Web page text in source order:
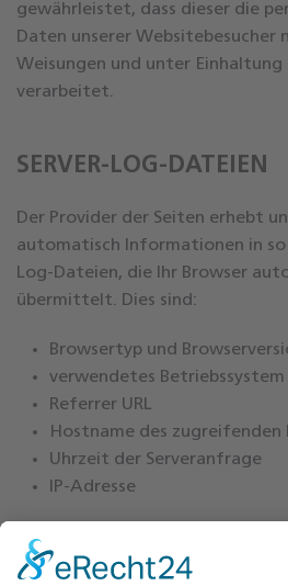
gewährleistet, dass dieser die
Daten unserer Websitebesucher
Weisungen und unter Einhaltung
verarbeitet.
SERVER-LOG-DATEIEN
Der Provider der Seiten erhebt
automatisch Informationen in so
Log-Dateien, die Ihr Browser
übermittelt. Dies sind:
Browsertyp und
verwendetes Betriebssystem
Referrer URL
Hostname des zugreifenden
Uhrzeit der Serveranfrage
IP-Adresse
Eine Zusammenführung dieser
Datenquellen wird nicht